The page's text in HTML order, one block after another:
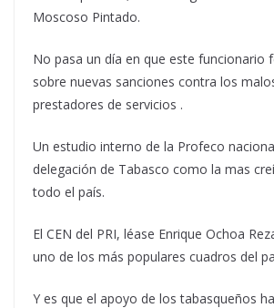
Moscoso Pintado.
No pasa un día en que este funcionario
sobre nuevas sanciones contra los
prestadores de servicios .
Un estudio interno de la Profeco
delegación de Tabasco como la mas
todo el país.
El CEN del PRI, léase Enrique Ochoa
uno de los más populares cuadros del
Y es que el apoyo de los tabasqueños